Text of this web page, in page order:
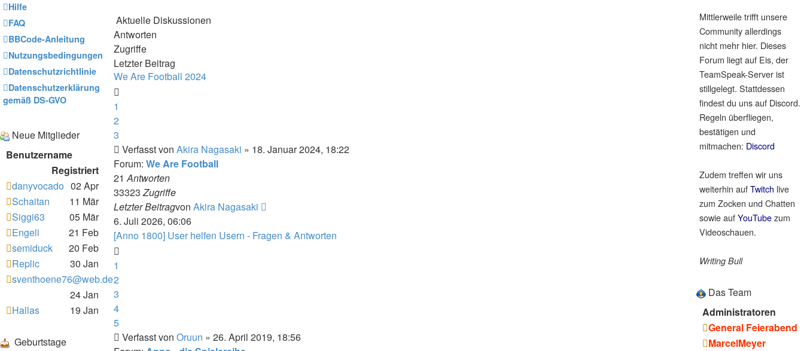
Aktuelle Diskussionen
Antworten
Zugriffe
Letzter Beitrag
We Are Football 2024
1
2
3
Verfasst von Akira Nagasaki » 18. Januar 2024, 18:22
Forum: We Are Football
21Antworten
33323Zugriffe
Letzter Beitragvon Akira Nagasaki
6. Juli 2026, 06:06
[Anno 1800] User helfen Usern - Fragen & Antworten
1
2
3
4
5
Verfasst von Oruun » 26. April 2019, 18:56
Hilfe
FAQ
BBCode-Anleitung
Nutzungsbedingungen
Datenschutzrichtlinie
Datenschutzerklärung
gemäß DS-GVO
Neue Mitglieder
Benutzername
Registriert
danyvocado 02 Apr
Schaitan
11 Mär
Siggi63
05 Mär
Engeli
21 Feb
semiduck
20 Feb
Replic
30 Jan
sventhoene76@web.de
24 Jan
Hallas
19 Jan
Geburtstage
Mittlerweile trifft unsere
Community allerdings
nicht mehr hier. Dieses
Forum liegt auf Eis, der
TeamSpeak-Server ist
stillgelegt. Stattdessen
findest du uns auf Discord.
Regeln überfliegen,
bestätigen und
mitmachen: Discord
Zudem treffen wir uns
weiterhin aufTwitch live
zum Zocken und Chatten
sowie aufYouTubezum
Videoschauen.
Writing Bull
Das Team
Administratoren
General Feierabend
MarcelMeyer